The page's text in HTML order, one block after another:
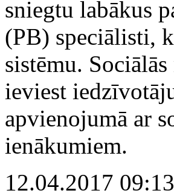
sniegtu labākus
(PB) speciālisti,
sistēmu.
ieviest
apvienojumā ar
ienākumiem.
12.04.2017 09:13